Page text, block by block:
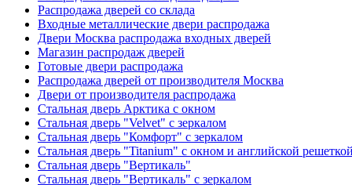
Распродажа дверей со склада
Входные металлические двери распродажа
Двери Москва распродажа входных дверей
Магазин распродаж дверей
Готовые двери распродажа
Распродажа дверей от производителя Москва
Двери от производителя распродажа
Стальная дверь Арктика с окном
Стальная дверь "Velvet" с зеркалом
Стальная дверь "Комфорт" с зеркалом
Стальная дверь "Titanium" с окном и английской
Стальная дверь "Вертикаль"
Стальная дверь "Вертикаль" с зеркалом